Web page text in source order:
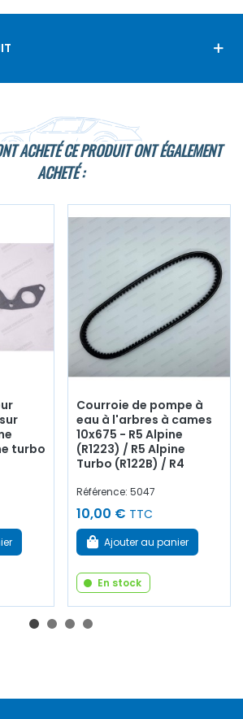
ACHETÉ CE PRODUIT ONT ÉGALEMENT
ACHETÉ :
turbo
Courroie de pompe à
eau à l'arbres à cames
10x675 - R5 Alpine
(R1223) / R5 Alpine
Turbo (R122B) / R4
Référence: 5047
10,00 € TTC
Ajouter au panier
En stock